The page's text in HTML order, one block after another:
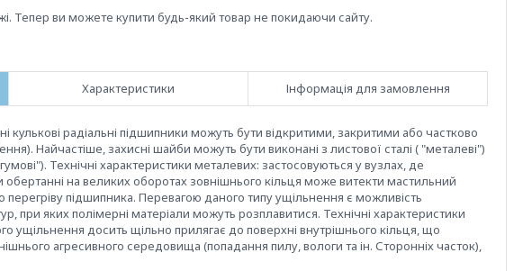
Тепер ви можете купити будь-який товар не покидаючи сайту.
Характеристики Інформація для замовлення
кулькові радіальні підшипники можуть бути відкритими, закритими або частково
Найчастіше, захисні шайби можуть бути виконані з листової сталі ( "металеві")
Технічні характеристики металевих: застосовуються у вузлах, де
обертанні на великих оборотах зовнішнього кільця може витекти мастильний
підшипника. Перевагою даного типу ущільнення є можливість
при яких полімерні матеріали можуть розплавитися. Технічні характеристики
ущільнення досить щільно прилягає до поверхні внутрішнього кільця, що
агресивного середовища (попадання пилу, вологи та ін. Сторонніх часток),